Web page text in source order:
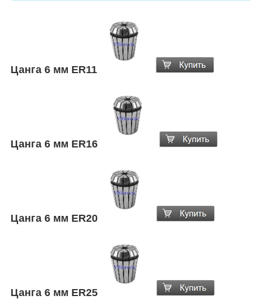
Цанга 6 мм ER11
Цанга 6 мм ER16
Цанга 6 мм ER20
Цанга 6 мм ER25